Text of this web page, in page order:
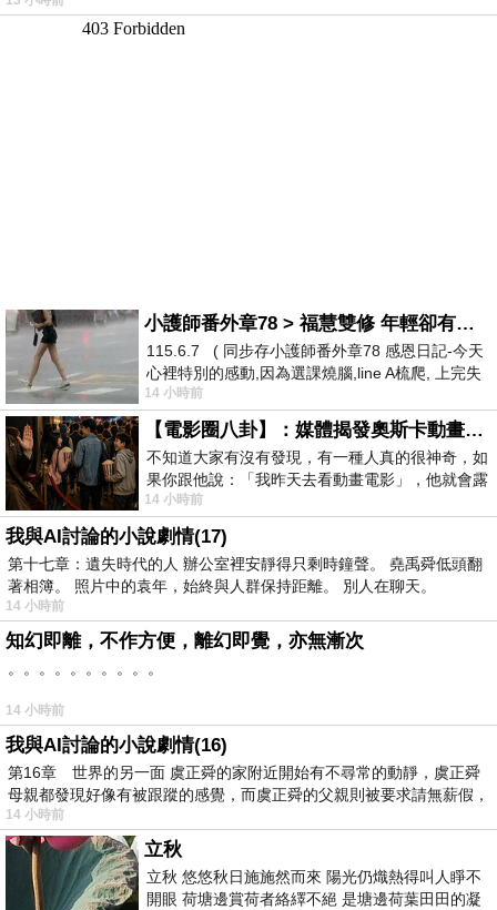
小護師番外章78 > 福慧雙修 年輕卻有個老靈魂 ㄑ金剛經〉podcast
115.6.7 ( 同步存小護師番外章78 感恩日記-今天
心裡特別的感動,因為選課燒腦,line A梳爬, 上完失
智課的她,特來傾
14 小時前
【電影圈八卦】：媒體揭發奧斯卡動畫項目投票醜聞！好萊塢為什麼看不起動畫電影？
不知道大家有沒有發現，有一種人真的很神奇，如
果你跟他說：「我昨天去看動畫電影」，他就會露
出一種慈祥的微笑，然後問你是不是陪小
14 小時前
我與AI討論的小說劇情(17)
第十七章：遺失時代的人 辦公室裡安靜得只剩時鐘聲。 堯禹舜低頭翻
著相簿。 照片中的袁年，始終與人群保持距離。 別人在聊天。
14 小時前
知幻即離，不作方便，離幻即覺，亦無漸次
。。。。。。。。。。
14 小時前
我與AI討論的小說劇情(16)
第16章 世界的另一面 虞正舜的家附近開始有不尋常的動靜，虞正舜
母親都發現好像有被跟蹤的感覺，而虞正舜的父親則被要求請無薪假，
14 小時前
立秋
立秋 悠悠秋日施施然而來 陽光仍熾熱得叫人睜不
開眼 荷塘邊賞荷者絡繹不絕 是塘邊荷葉田田的凝